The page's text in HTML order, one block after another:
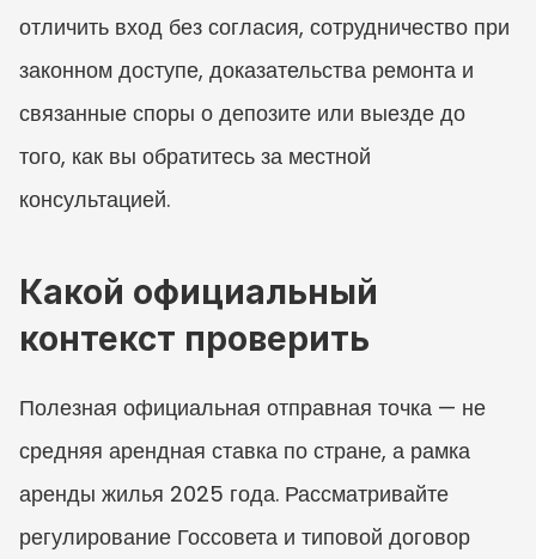
отличить вход без согласия, сотрудничество при
законном доступе, доказательства ремонта и
связанные споры о депозите или выезде до
того, как вы обратитесь за местной
консультацией.
Какой официальный
контекст проверить
Полезная официальная отправная точка — не
средняя арендная ставка по стране, а рамка
аренды жилья 2025 года. Рассматривайте
регулирование Госсовета и типовой договор